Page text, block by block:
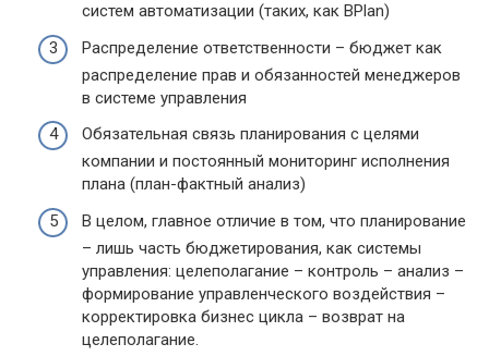
систем автоматизации (таких, как BPlan)
Распределение ответственности – бюджет как
распределение прав и обязанностей менеджеров
в системе управления
Обязательная связь планирования с целями
компании и постоянный мониторинг исполнения
плана (план-фактный анализ)
В целом, главное отличие в том, что планирование
– лишь часть бюджетирования, как системы
управления: целеполагание – контроль – анализ –
формирование управленческого воздействия –
корректировка бизнес цикла – возврат на
целеполагание.